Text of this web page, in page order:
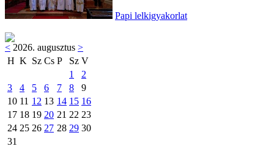
Papi lelkigyakorlat
< 2026. augusztus >
H K Sz Cs P Sz V
1
2
3
4 5 6 7 8
9
10 11 12 13 14 15 16
17 18 19 20 21 22 23
24 25 26 27 28 29 30
31